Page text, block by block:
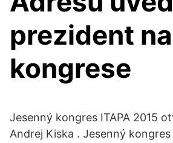
prezident na
kongrese
Jesenný kongres ITAPA 2015
Andrej Kiska . Jesenný kongres